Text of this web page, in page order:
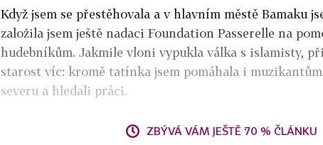
Když jsem se přestěhovala a v hlavním městě Bamaku
založila jsem ještě nadaci Foundation Passerelle na
hudebníkům. Jakmile vloni vypukla válka s islamisty,
starost víc: kromě tatínka jsem pomáhala i
severu a hledali práci.
ZBÝVÁ VÁM JEŠTĚ 70 % ČLÁNKU